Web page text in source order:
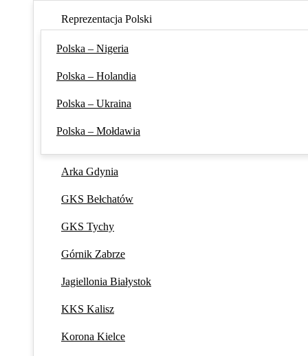
Reprezentacja Polski
Polska – Nigeria
Polska – Holandia
Polska – Ukraina
Polska – Mołdawia
Arka Gdynia
GKS Bełchatów
GKS Tychy
Górnik Zabrze
Jagiellonia Białystok
KKS Kalisz
Korona Kielce